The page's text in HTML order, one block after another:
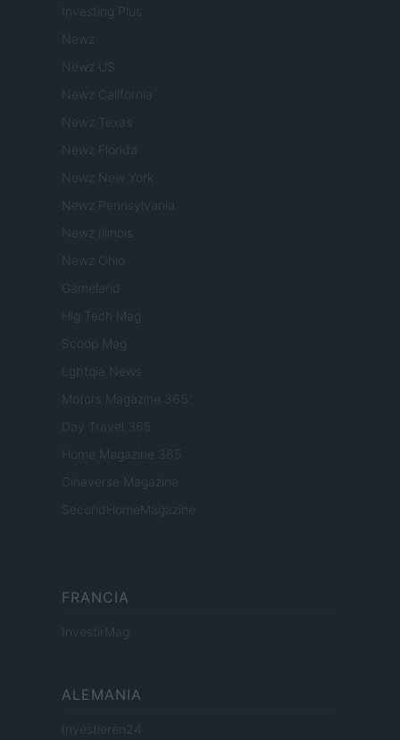
Investing Plus
Newz
Newz US
Newz California
Newz Texas
Newz Florida
Newz New York
Newz Pennsylvania
Newz Illinois
Newz Ohio
Gameland
Hig Tech Mag
Scoop Mag
Lgbtqia News
Motors Magazine 365
Day Travel 365
Home Magazine 365
Cineverse Magazine
SecondHomeMagazine
FRANCIA
InvestirMag
ALEMANIA
Investieren24